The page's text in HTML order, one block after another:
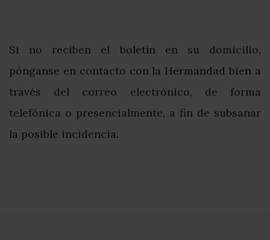
Si no reciben el boletín en su domicilio,
pónganse en contacto con la Hermandad bien a
través del correo electrónico, de forma
telefónica o presencialmente, a fin de subsanar
la posible incidencia.